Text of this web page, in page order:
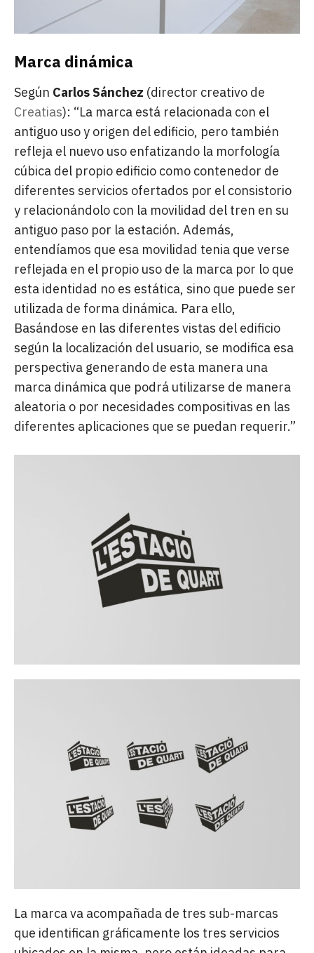
Marca dinámica
Según Carlos Sánchez (director creativo de
Creatias): “La marca está relacionada con el
antiguo uso y origen del edificio, pero también
refleja el nuevo uso enfatizando la morfología
cúbica del propio edificio como contenedor de
diferentes servicios ofertados por el consistorio
y relacionándolo con la movilidad del tren en su
antiguo paso por la estación. Además,
entendíamos que esa movilidad tenia que verse
reflejada en el propio uso de la marca por lo que
esta identidad no es estática, sino que puede ser
utilizada de forma dinámica. Para ello,
Basándose en las diferentes vistas del edificio
según la localización del usuario, se modifica esa
perspectiva generando de esta manera una
marca dinámica que podrá utilizarse de manera
aleatoria o por necesidades compositivas en las
diferentes aplicaciones que se puedan requerir.”
La marca va acompañada de tres sub-marcas
que identifican gráficamente los tres servicios